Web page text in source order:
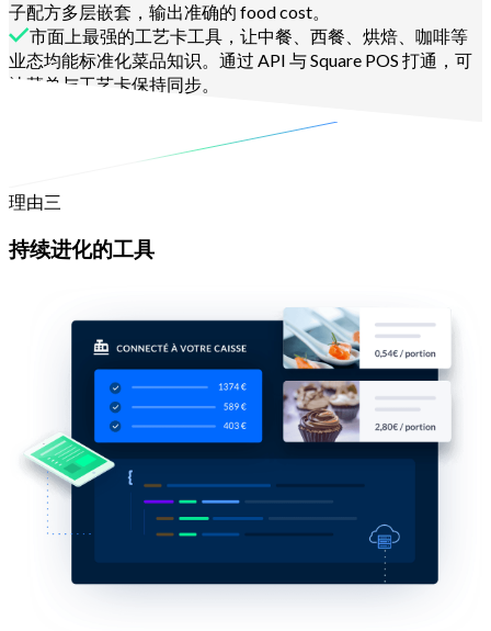
子配方多层嵌套，输出准确的 food cost。
市面上最强的工艺卡工具，让中餐、西餐、烘焙、咖啡等
业态均能标准化菜品知识。通过 API 与 Square POS 打通，可
让菜单与工艺卡保持同步。
理由三
持续进化的工具